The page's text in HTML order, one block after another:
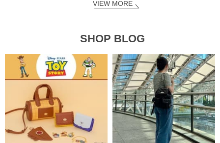
VIEW MORE
SHOP BLOG